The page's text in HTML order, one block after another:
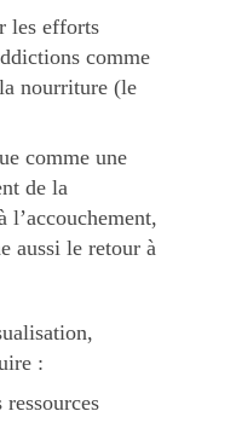
les efforts
comme
nourriture (le
comme une
de la
l’accouchement,
aussi le retour à
:
ressources